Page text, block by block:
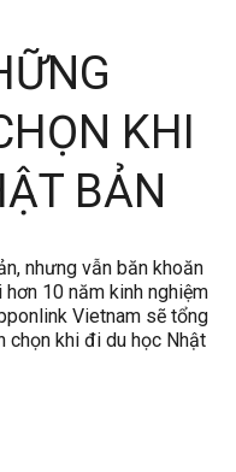
KHI
BẢN
nhưng vẫn băn khoăn
10 năm kinh nghiệm
Vietnam sẽ tổng
chọn khi đi du học Nhật